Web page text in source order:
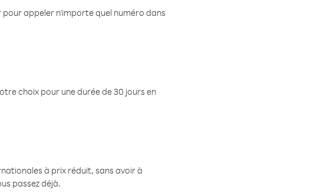
appeler n'importe quel numéro dans
choix pour une durée de 30 jours en
à prix réduit, sans avoir à
passez déjà.